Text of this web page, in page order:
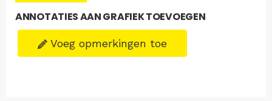
ANNOTATIES AAN GRAFIEK TOEVOEGEN
Voeg opmerkingen toe